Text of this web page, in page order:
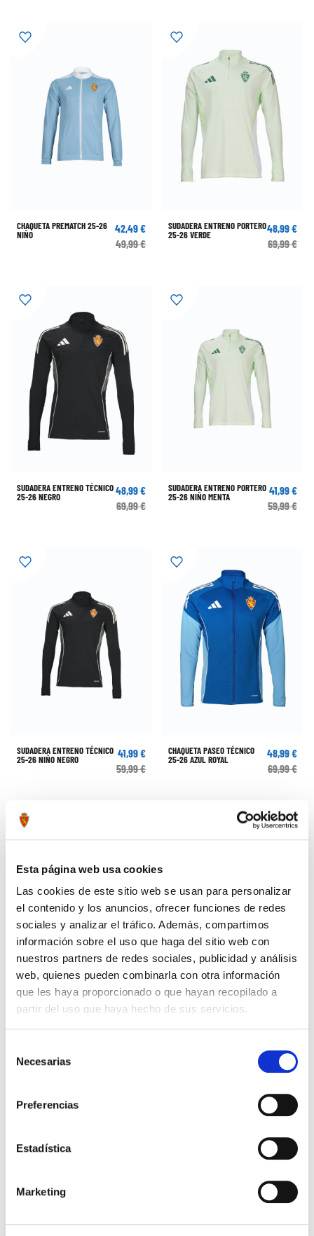
Esta página web usa cookies
Las cookies de este sitio web se usan para personalizar
el contenido y los anuncios, ofrecer funciones de redes
sociales y analizar el tráfico. Además, compartimos
información sobre el uso que haga del sitio web con
nuestros partners de redes sociales, publicidad y análisis
web, quienes pueden combinarla con otra información
que les haya proporcionado o que hayan recopilado a
partir del uso que haya hecho de sus servicios.
Necesarias
Preferencias
Estadística
Marketing
CHAQUETA PREMATCH 25-26
NIÑO
42,49 €
49,99 €
SUDADERA ENTRENO PORTERO
25-26 VERDE
48,99 €
69,99 €
SUDADERA ENTRENO TÉCNICO
25-26 NEGRO
48,99 €
69,99 €
SUDADERA ENTRENO PORTERO
25-26 NIÑO MENTA
41,99 €
59,99 €
SUDADERA ENTRENO TÉCNICO
25-26 NIÑO NEGRO
41,99 €
59,99 €
CHAQUETA PASEO TÉCNICO
25-26 AZUL ROYAL
48,99 €
69,99 €
CHAQUETA PASEO JUGADOR
48,99 €
CHAQUETA PASEO TÉCNICO 25-